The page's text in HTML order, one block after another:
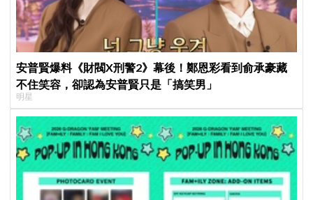
安普賢爆料《財閥X刑警2》幕後！鄭恩彩看到俞承豪藏
不住笑容，卻認為安普賢只是「搞笑男」
明星